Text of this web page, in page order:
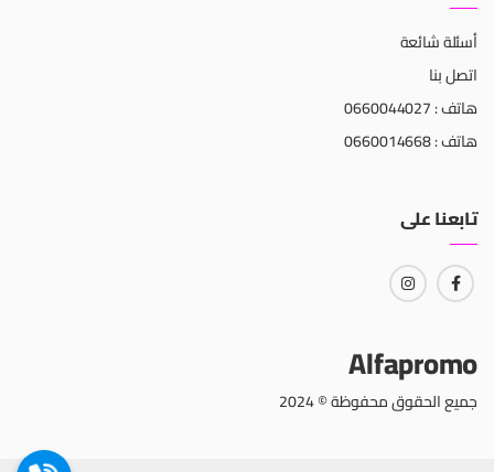
أسئلة شائعة
اتصل بنا
هاتف : 0660044027
هاتف : 0660014668
تابعنا على
Alfapromo
جميع الحقوق محفوظة © 2024